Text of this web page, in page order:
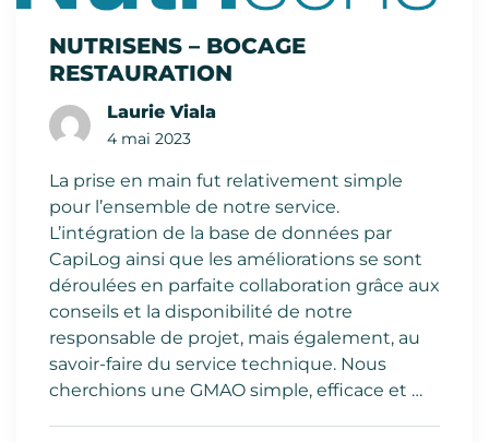
NUTRISENS – BOCAGE
RESTAURATION
Laurie Viala
4 mai 2023
La prise en main fut relativement simple
pour l’ensemble de notre service.
L’intégration de la base de données par
CapiLog ainsi que les améliorations se sont
déroulées en parfaite collaboration grâce aux
conseils et la disponibilité de notre
responsable de projet, mais également, au
savoir-faire du service technique. Nous
cherchions une GMAO simple, efficace et …